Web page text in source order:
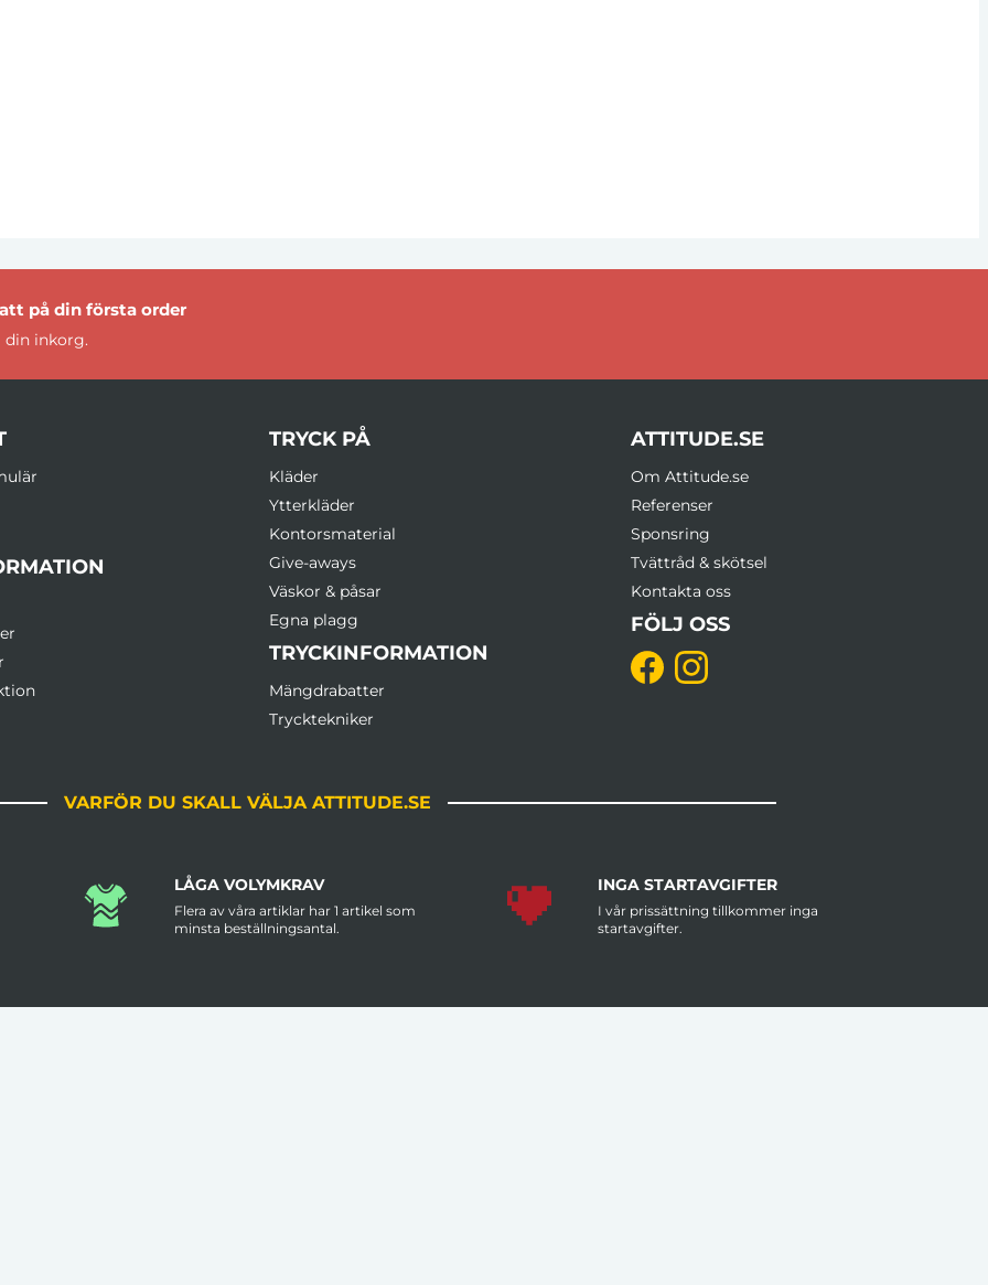
på din första order
din inkorg.
TRYCK PÅ
Kläder
Ytterkläder
Kontorsmaterial
Give-aways
Väskor & påsar
Egna plagg
TRYCKINFORMATION
Mängdrabatter
Trycktekniker
ATTITUDE.SE
Om Attitude.se
Referenser
Sponsring
Tvättråd & skötsel
Kontakta oss
FÖLJ OSS
VARFÖR DU SKALL VÄLJA ATTITUDE.SE
LÅGA VOLYMKRAV
Flera av våra artiklar har 1 artikel som
minsta beställningsantal.
INGA STARTAVGIFTER
I vår prissättning tillkommer inga
startavgifter.